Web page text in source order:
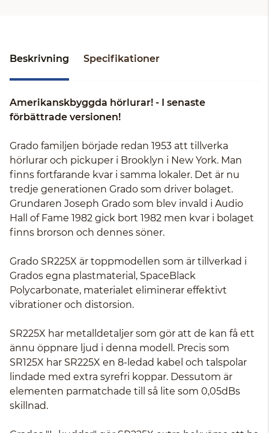
Beskrivning Specifikationer
Amerikanskbyggda hörlurar! - I senaste
förbättrade versionen!
Grado familjen började redan 1953 att tillverka
hörlurar och pickuper i Brooklyn i New York. Man
finns fortfarande kvar i samma lokaler. Det är nu
tredje generationen Grado som driver bolaget.
Grundaren Joseph Grado som blev invald i Audio
Hall of Fame 1982 gick bort 1982 men kvar i bolaget
finns brorson och dennes söner.
Grado SR225X är toppmodellen som är tillverkad i
Grados egna plastmaterial, SpaceBlack
Polycarbonate, materialet eliminerar effektivt
vibrationer och distorsion.
SR225X har metalldetaljer som gör att de kan få ett
ännu öppnare ljud i denna modell. Precis som
SR125X har SR225X en 8-ledad kabel och talspolar
lindade med extra syrefri koppar. Dessutom är
elementen parmatchade till så lite som 0,05dBs
skillnad.